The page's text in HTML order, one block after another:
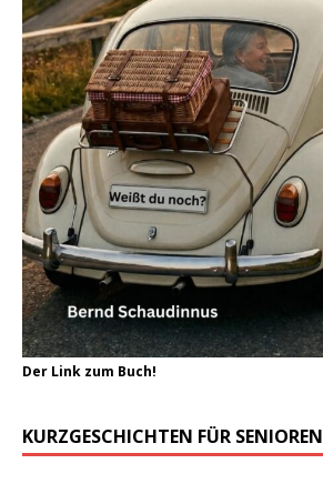
Der Link zum Buch!
KURZGESCHICHTEN FÜR SENIOREN